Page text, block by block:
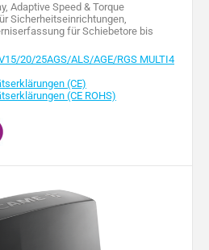
-20 ÷ +55 -20 ÷ +55
-20 ÷ +70 -20 ÷ +70
Adaptive Speed & Torque
Sicherheitseinrichtungen,
für Schiebetore bis
20/25AGS/ALS/AGE/RGS MULTI4
(CE)
(CE ROHS)